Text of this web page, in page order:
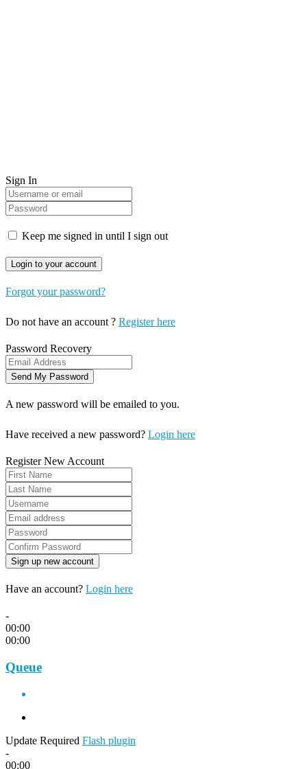
Sign In
Keep me signed in until I sign out
Forgot your password?
Do not have an account ? Register here
Password Recovery
A new password will be emailed to you.
Have received a new password? Login here
Register New Account
Have an account? Login here
-
00:00
00:00
Queue
Update Required Flash plugin
-
00:00